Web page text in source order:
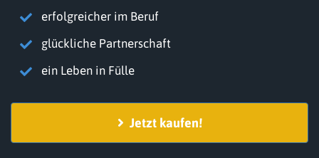
erfolgreicher im Beruf
glückliche Partnerschaft
ein Leben in Fülle
Jetzt kaufen!